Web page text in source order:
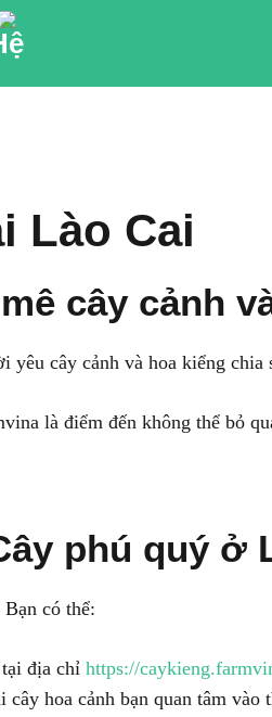
Lào Cai
cây cảnh
cây cảnh và hoa kiểng chia
là điểm đến không thể bỏ
phú quý ở
có thể:
địa chỉ https://
cây hoa cảnh bạn quan tâm